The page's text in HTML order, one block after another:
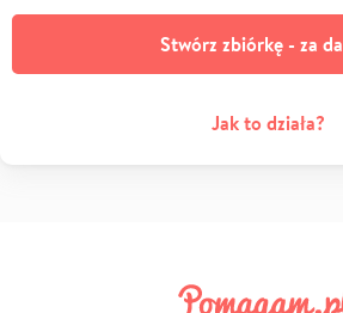
Stwórz zbiórkę - za
Jak to działa?